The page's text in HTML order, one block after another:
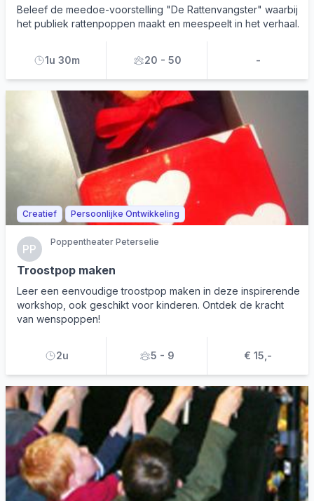
Beleef de meedoe-voorstelling "De Rattenvangster" waarbij
het publiek rattenpoppen maakt en meespeelt in het verhaal.
1u 30m 20 - 50 -
Creatief Persoonlijke Ontwikkeling
PP
Poppentheater Peterselie
Troostpop maken
Leer een eenvoudige troostpop maken in deze inspirerende
workshop, ook geschikt voor kinderen. Ontdek de kracht
van wenspoppen!
2u 5 - 9 € 15,-